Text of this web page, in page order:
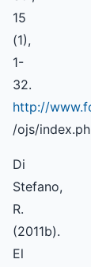
15
(1),
1-
32.
http://
/ojs/
Di
Stefano,
R.
(2011b).
El